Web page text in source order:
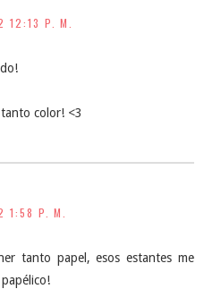
12:13 P. M.
color! <3
1:58 P. M.
tanto papel, esos estantes me